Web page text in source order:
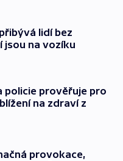
lidí bez
jsou na vozíku
policie prověřuje pro
na zdraví z
provokace,